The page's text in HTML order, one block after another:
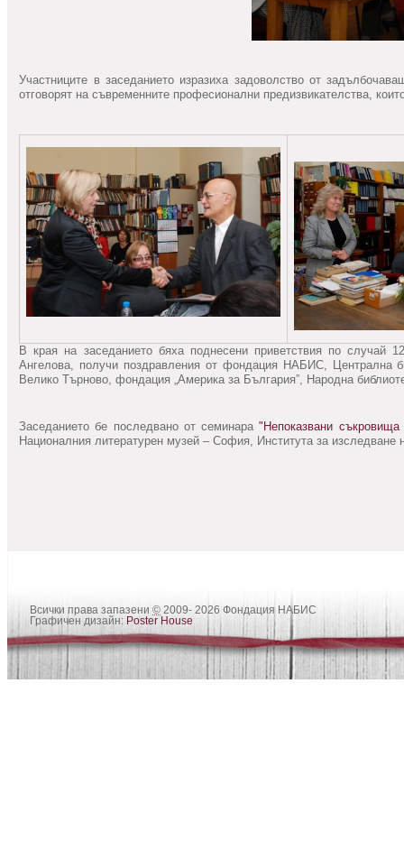
Участниците в заседанието изразиха задоволство от
отговорят на съвременните професионални предизвикателства,
В края на заседанието бяха поднесени приветствия по случай
Ангелова, получи поздравления от фондация НАБИС, Централна
Велико Търново, фондация „Америка за България”, Народна
Заседанието бе последвано от семинара"Непоказвани
Националния литературен музей – София, Института за
Всички права запазени © 2009- 2026 Фондация НАБИС
Графичен дизайн: Poster House